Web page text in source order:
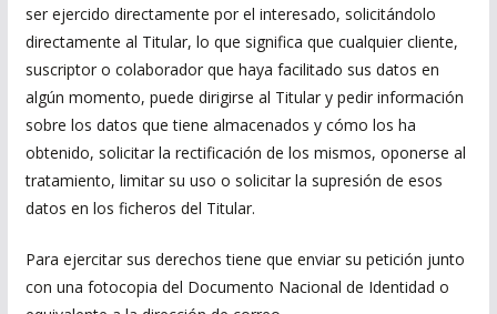
ser ejercido directamente por el interesado, solicitándolo
directamente al Titular, lo que significa que cualquier cliente,
suscriptor o colaborador que haya facilitado sus datos en
algún momento, puede dirigirse al Titular y pedir información
sobre los datos que tiene almacenados y cómo los ha
obtenido, solicitar la rectificación de los mismos, oponerse al
tratamiento, limitar su uso o solicitar la supresión de esos
datos en los ficheros del Titular.
Para ejercitar sus derechos tiene que enviar su petición junto
con una fotocopia del Documento Nacional de Identidad o